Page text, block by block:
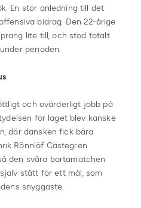
En stor anledning till det
bidrag. Den 22-årige
lite till, och stod totalt
perioden.
och ovärderligt jobb på
för laget blev kanske
där dansken fick bära
Rönnlöf Castegren
den svåra bortamatchen
stått för ett mål, som
snyggaste.